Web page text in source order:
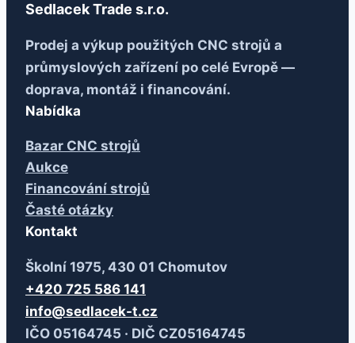
Sedlacek Trade s.r.o.
Prodej a výkup použitých CNC strojů a
průmyslových zařízení po celé Evropě —
doprava, montáž i financování.
Nabídka
Bazar CNC strojů
Aukce
Financování strojů
Časté otázky
Kontakt
Školní 1975, 430 01 Chomutov
+420 725 586 141
info@sedlacek-t.cz
IČO 05164745 · DIČ CZ05164745